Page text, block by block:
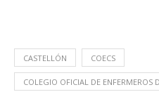
CASTELLÓN COECS
COLEGIO OFICIAL DE ENFERMEROS